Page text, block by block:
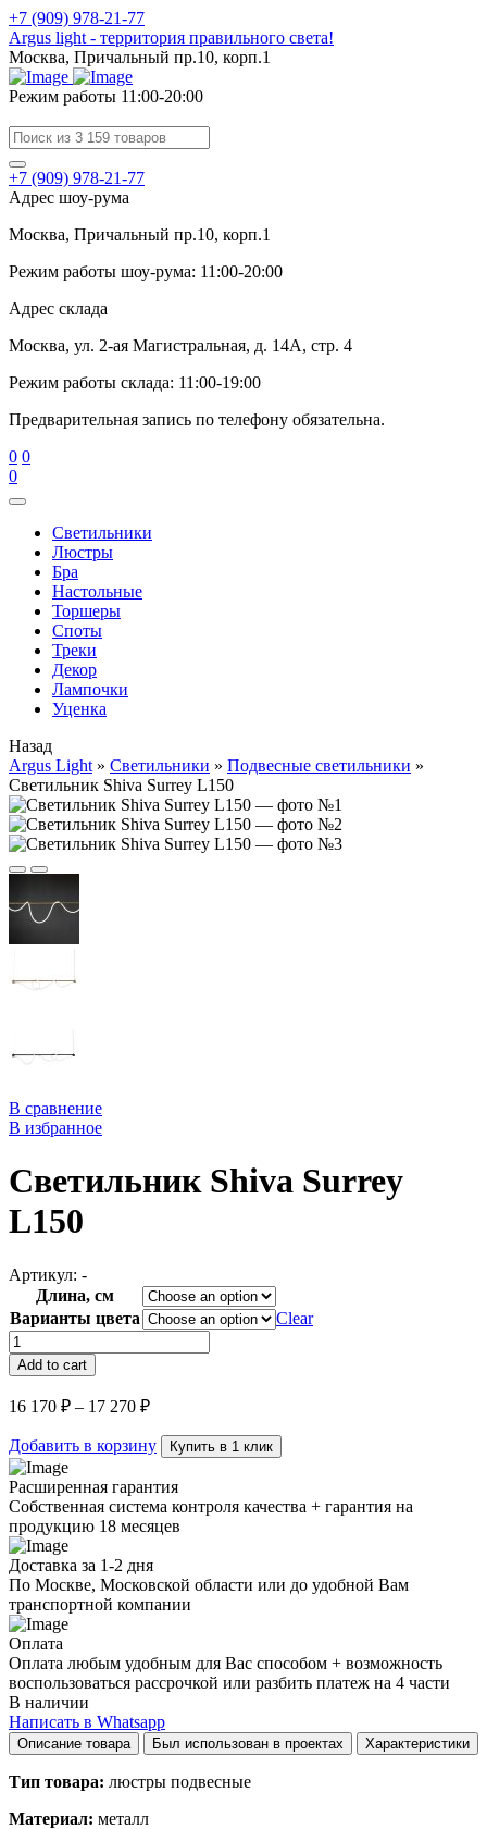
+7 (909) 978-21-77
Argus light - территория правильного света!
Москва, Причальный пр.10, корп.1
Режим работы 11:00-20:00
+7 (909) 978-21-77
Адрес шоу-рума
Москва, Причальный пр.10, корп.1
Режим работы шоу-рума: 11:00-20:00
Адрес склада
Москва, ул. 2-ая Магистральная, д. 14А, стр. 4
Режим работы склада: 11:00-19:00
Предварительная запись по телефону обязательна.
0 0
0
Cветильники
Люстры
Бра
Настольные
Торшеры
Споты
Треки
Декор
Лампочки
Уценка
Назад
Argus Light » Cветильники » Подвесные светильники »
Светильник Shiva Surrey L150
В сравнение
В избранное
Светильник Shiva Surrey
L150
Артикул: -
Длина, см
Варианты цвета
Clear
Светильник
Shiva
Surrey
L150
quantity
Add to cart
16 170 ₽ – 17 270 ₽
Добавить в корзину Купить в 1 клик
Расширенная гарантия
Собственная система контроля качества + гарантия на
продукцию 18 месяцев
Доставка за 1-2 дня
По Москве, Московской области или до удобной Вам
транспортной компании
Оплата
Оплата любым удобным для Вас способом + возможность
воспользоваться рассрочкой или разбить платеж на 4 части
В наличии
Написать в Whatsapp
Описание товара Был использован в проектах Характеристики
Тип товара: люстры подвесные
Материал: металл